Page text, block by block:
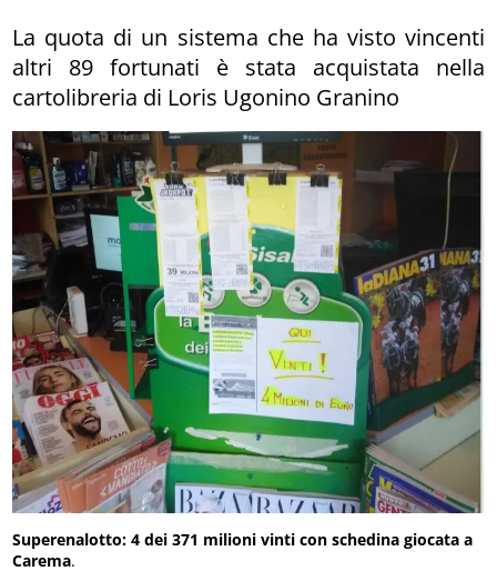
La quota di un sistema che ha visto vincenti
altri 89 fortunati è stata acquistata nella
cartolibreria di Loris Ugonino Granino
Superenalotto: 4 dei 371 milioni vinti con schedina giocata a
Carema.